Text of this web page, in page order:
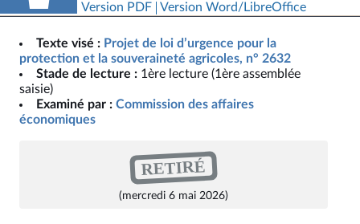
Version PDF
Version Word/LibreOffice
Texte visé : Projet de loi d’urgence pour la
protection et la souveraineté agricoles, n° 2632
Stade de lecture : 1ère lecture (1ère assemblée
saisie)
Examiné par : Commission des affaires
économiques
RETIRÉ
(mercredi 6 mai 2026)